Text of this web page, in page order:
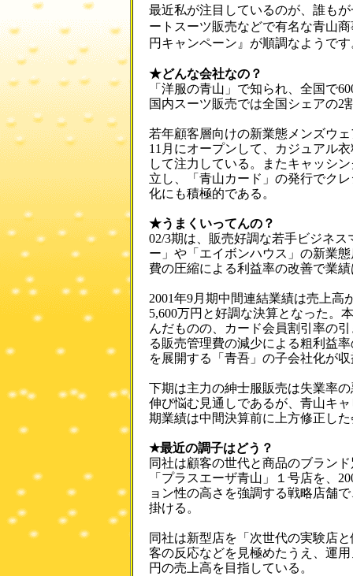
最近私が注目しているのが、誰も
ートスーツ販売などで有名な青山
円キャンペーン』が順調なようで
★どんな会社なの？
「洋服の青山」で知られ、全国で
国内スーツ販売では全国シェアの2
若年顧客層向けの新業態メンズウ
11月にオープンして、カジュアル
して注力している。またキャッシ
立し、「青山カード」の発行でク
化にも積極的である。
★うまくいってんの？
02/3期は、販売好調な若手ビジネ
ー」や「エイボンハウス」の新業
費の圧縮による利益率の改善で業
2001年9月期中間連結業績は売上高
5,600万円と好調な決算となった。
んだものの、カード会員割引率の
る販売管理費の減少による粗利益
を展開する「青吾」の子会社化が
下期は主力の紳士服販売は失業率
伸び悩む見通しであるが、青山キ
期業績は中間決算前に上方修正し
★最近の調子はどう？
同社は顧客の世代と商品のブラン
「プラスエーザ青山」１号店を、
ョン性の高さを強調する戦略店舗
掛ける。
同社は新型店を「次世代の実験店
客の反応などを見極めたうえ、運
円の売上高を目指している。